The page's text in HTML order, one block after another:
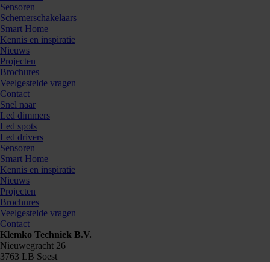
Sensoren
Schemerschakelaars
Smart Home
Kennis en inspiratie
Nieuws
Projecten
Brochures
Veelgestelde vragen
Contact
Snel naar
Led dimmers
Led spots
Led drivers
Sensoren
Smart Home
Kennis en inspiratie
Nieuws
Projecten
Brochures
Veelgestelde vragen
Contact
Klemko Techniek B.V.
Nieuwegracht 26
3763 LB Soest
Kunnen we je ergens mee helpen? Neem dan